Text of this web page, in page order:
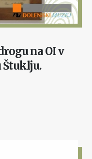
na OI v
Štuklju.